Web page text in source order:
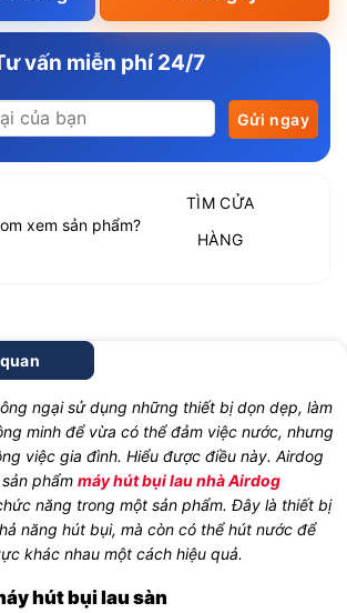
vấn miễn phí 24/7
xem sản phẩm?
TÌM CỬA
HÀNG
ngại sử dụng những thiết bị dọn dẹp, làm
minh để vừa có thể đảm việc nước, nhưng
việc gia đình. Hiểu được điều này. Airdog
phẩm máy hút bụi lau nhà Airdog
năng trong một sản phẩm. Đây là thiết bị
năng hút bụi, mà còn có thể hút nước để
khác nhau một cách hiệu quả.
hút bụi lau sàn